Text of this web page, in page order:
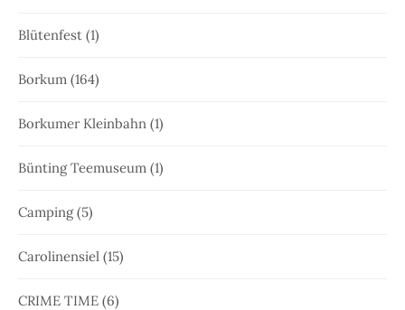
Blütenfest (1)
Borkum (164)
Borkumer Kleinbahn (1)
Bünting Teemuseum (1)
Camping(5)
Carolinensiel (15)
CRIME TIME (6)